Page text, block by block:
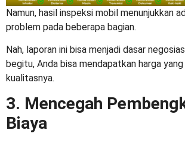
Namun, hasil inspeksi mobil menunjukkan
problem pada beberapa bagian.
Nah, laporan ini bisa menjadi dasar
begitu, Anda bisa mendapatkan harga
kualitasnya.
3. Mencegah
Biaya